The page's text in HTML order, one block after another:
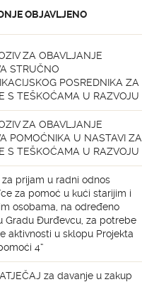
OBJAVLJENO
ZA OBAVLJANJE
STRUČNO
POSREDNIKA ZA
S TEŠKOĆAMA U RAZVOJU
ZA OBAVLJANJE
POMOĆNIKA U NASTAVI ZA
S TEŠKOĆAMA U RAZVOJU
prijam u radni odnos
za pomoć u kući starijim i
osobama, na određeno
Gradu Đurđevcu, za potrebe
aktivnosti u sklopu Projekta
4“
za davanje u zakup